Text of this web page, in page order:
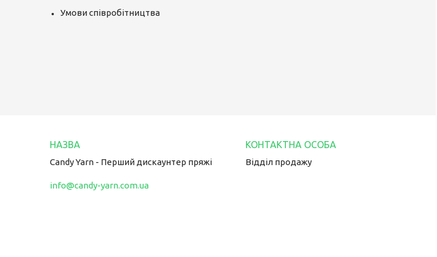
Умови співробітництва
Candy Yarn - Перший дискаунтер пряжі
info@candy-yarn.com.ua
Відділ продажу